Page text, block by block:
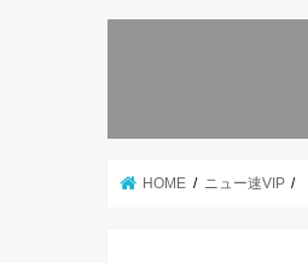
HOME ニュー速VIP